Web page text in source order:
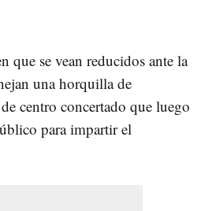
que se vean reducidos ante la
una horquilla de
centro concertado que luego
para impartir el